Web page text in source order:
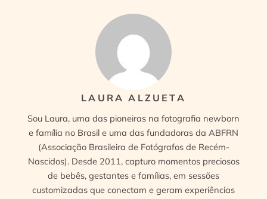
LAURA ALZUETA
Sou Laura, uma das pioneiras na fotografia newborn
e família no Brasil e uma das fundadoras da ABFRN
(Associação Brasileira de Fotógrafos de Recém-
Nascidos). Desde 2011, capturo momentos preciosos
de bebês, gestantes e famílias, em sessões
customizadas que conectam e geram experiências